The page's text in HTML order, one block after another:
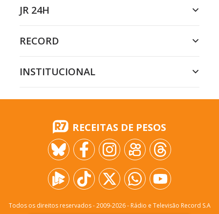
JR 24H
RECORD
INSTITUCIONAL
RECEITAS DE PESOS
Todos os direitos reservados - 2009-2026- Rádio e Televisão Record S.A